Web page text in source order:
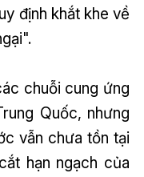
định khắt khe về
chuỗi cung ứng
Quốc, nhưng
vẫn chưa tồn tại
hạn ngạch của